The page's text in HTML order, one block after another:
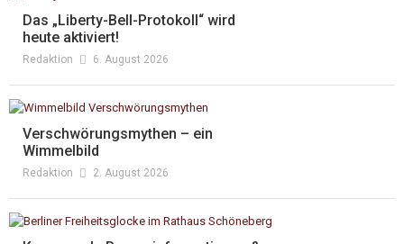
Das „Liberty-Bell-Protokoll“ wird
heute aktiviert!
Redaktion 6. August 2026
Verschwörungsmythen – ein
Wimmelbild
Redaktion 2. August 2026